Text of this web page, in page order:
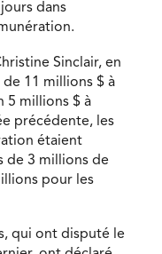
dans
Sinclair, en
11 millions $ à
5 millions $ à
précédente, les
étaient
de 3 millions de
pour les
qui ont disputé le